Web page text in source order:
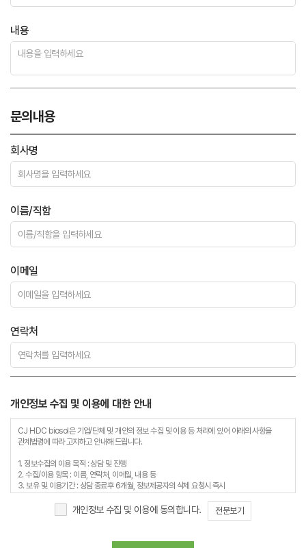
내용
문의내용
회사명
이름/직함
이메일
연락처
개인정보 수집 및 이용에 대한 안내
CJ HDC biosol은 기업/단체 및 개인의 정보 수집 및 이용 등 처리에 있어 아래의 사항을
관계법령에 따라 고지하고 안내해 드립니다.
1. 정보수집의 이용 목적 : 상담 및 진행
2. 수집/이용 항목 : 이름, 연락처, 이메일, 내용 등
3. 보유 및 이용기간 : 상담 종료후 6개월, 정보제공자의 삭제 요청시 즉시
개인정보 수집 및 이용에 동의합니다. 전문보기